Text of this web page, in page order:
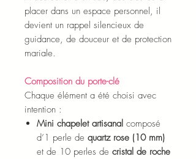
placer dans un espace personnel, il
devient un rappel silencieux de
guidance, de douceur et de protection
mariale.
Composition du porte-clé
Chaque élément a été choisi avec
intention :
Mini chapelet artisanal composé
d’1 perle de quartz rose (10 mm)
et de 10 perles de cristal de roche